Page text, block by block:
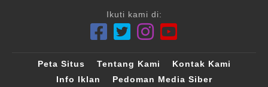
Ikuti kami di:
Peta Situs Tentang Kami
Kontak Kami
Info Iklan
Pedoman Media Siber